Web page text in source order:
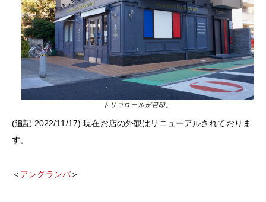
トリコロールが目印。
(追記 2022/11/17) 現在お店の外観はリニューアルされておりま
す。
＜ アングランパ＞